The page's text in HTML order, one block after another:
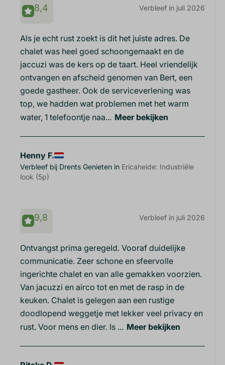
8,4 Verbleef in juli 2026
Als je echt rust zoekt is dit het juiste adres. De
chalet was heel goed schoongemaakt en de
jaccuzi was de kers op de taart. Heel vriendelijk
ontvangen en afscheid genomen van Bert, een
goede gastheer. Ook de serviceverlening was
top, we hadden wat problemen met het warm
water, 1 telefoontje naa... Meer bekijken
Henny F.
Verbleef bij Drents Genieten in Ericaheide: Industriële
look (5p)
9,8 Verbleef in juli 2026
Ontvangst prima geregeld. Vooraf duidelijke
communicatie. Zeer schone en sfeervolle
ingerichte chalet en van alle gemakken voorzien.
Van jacuzzi en airco tot en met de rasp in de
keuken. Chalet is gelegen aan een rustige
doodlopend weggetje met lekker veel privacy en
rust. Voor mens en dier. Is ... Meer bekijken